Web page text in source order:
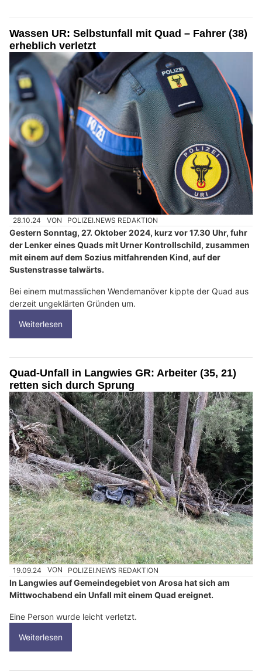
Wassen UR: Selbstunfall mit Quad – Fahrer (38)
erheblich verletzt
28.10.24 VON POLIZEI.NEWS REDAKTION
Gestern Sonntag, 27. Oktober 2024, kurz vor 17.30 Uhr, fuhr
der Lenker eines Quads mit Urner Kontrollschild, zusammen
mit einem auf dem Sozius mitfahrenden Kind, auf der
Sustenstrasse talwärts.
Bei einem mutmasslichen Wendemanöver kippte der Quad aus
derzeit ungeklärten Gründen um.
Weiterlesen
Quad-Unfall in Langwies GR: Arbeiter (35, 21)
retten sich durch Sprung
19.09.24 VON POLIZEI.NEWS REDAKTION
In Langwies auf Gemeindegebiet von Arosa hat sich am
Mittwochabend ein Unfall mit einem Quad ereignet.
Eine Person wurde leicht verletzt.
Weiterlesen